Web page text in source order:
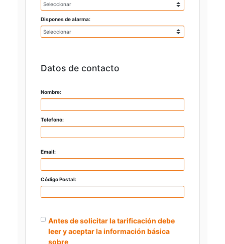
Dispones de alarma:
Datos de contacto
Nombre:
Telefono:
Email:
Código Postal:
Antes de solicitar la tarificación debe
leer y aceptar la información básica
sobre